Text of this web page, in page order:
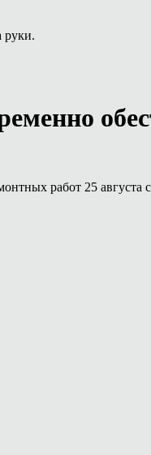
руки.
работ 25 августа